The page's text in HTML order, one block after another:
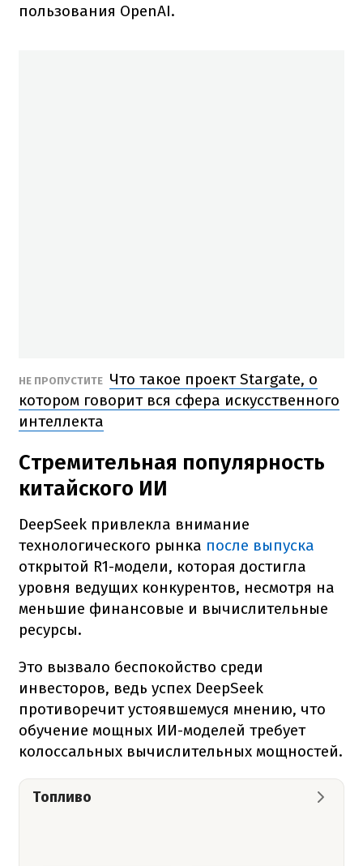
пользования OpenAI.
НЕ ПРОПУСТИТЕ Что такое проект Stargate, о
котором говорит вся сфера искусственного
интеллекта
Стремительная популярность
китайского ИИ
DeepSeek привлекла внимание
технологического рынка после выпуска
открытой R1-модели, которая достигла
уровня ведущих конкурентов, несмотря на
меньшие финансовые и вычислительные
ресурсы.
Это вызвало беспокойство среди
инвесторов, ведь успех DeepSeek
противоречит устоявшемуся мнению, что
обучение мощных ИИ-моделей требует
колоссальных вычислительных мощностей.
Топливо